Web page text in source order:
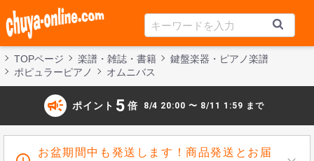
TOPページ 楽譜・雑誌・書籍
鍵盤楽器・ピアノ楽譜
ポピュラーピアノ
オムニバス
campaign ポイント 5 倍 8/4 20:00 〜 8/11 1:59 まで
お盆期間中も発送します！商品発送とお届